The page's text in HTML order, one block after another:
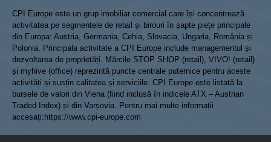
CPI Europe este un grup imobiliar comercial care își concentrează
activitatea pe segmentele de retail și birouri în șapte pieţe principale
din Europa: Austria, Germania, Cehia, Slovacia, Ungaria, România și
Polonia. Principala activitate a CPI Europe include managementul și
dezvoltarea de proprietăți. Mărcile STOP SHOP (retail), VIVO! (retail)
și myhive (office) reprezintă puncte centrale puternice pentru aceste
activități și susțin calitatea și serviciile. CPI Europe este listată la
bursele de valori din Viena (fiind inclusă în indicele ATX – Austrian
Traded Index) și din Varșovia. Pentru mai multe informații
accesați: https://www.cpi-europe.com